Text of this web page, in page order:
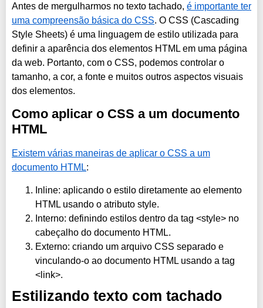
Antes de mergulharmos no texto tachado, é importante ter
uma compreensão básica do CSS. O CSS (Cascading
Style Sheets) é uma linguagem de estilo utilizada para
definir a aparência dos elementos HTML em uma página
da web. Portanto, com o CSS, podemos controlar o
tamanho, a cor, a fonte e muitos outros aspectos visuais
dos elementos.
Como aplicar o CSS a um documento
HTML
Existem várias maneiras de aplicar o CSS a um
documento HTML:
Inline: aplicando o estilo diretamente ao elemento
HTML usando o atributo style.
Interno: definindo estilos dentro da tag <style> no
cabeçalho do documento HTML.
Externo: criando um arquivo CSS separado e
vinculando-o ao documento HTML usando a tag
<link>.
Estilizando texto com tachado